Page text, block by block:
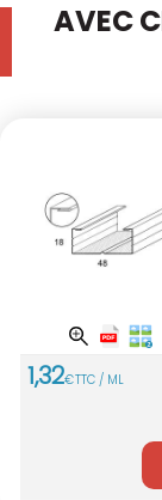
AVEC
1,32€TTC / ML